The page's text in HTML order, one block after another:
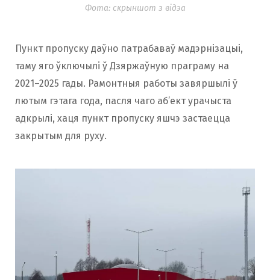
Фота: скрыншот з відэа
Пункт пропуску даўно патрабаваў мадэрнізацыі,
таму яго ўключылі ў Дзяржаўную праграму на
2021–2025 гады. Рамонтныя работы завяршылі ў
лютым гэтага года, пасля чаго аб’ект урачыста
адкрылі, хаця пункт пропуску яшчэ застаецца
закрытым для руху.